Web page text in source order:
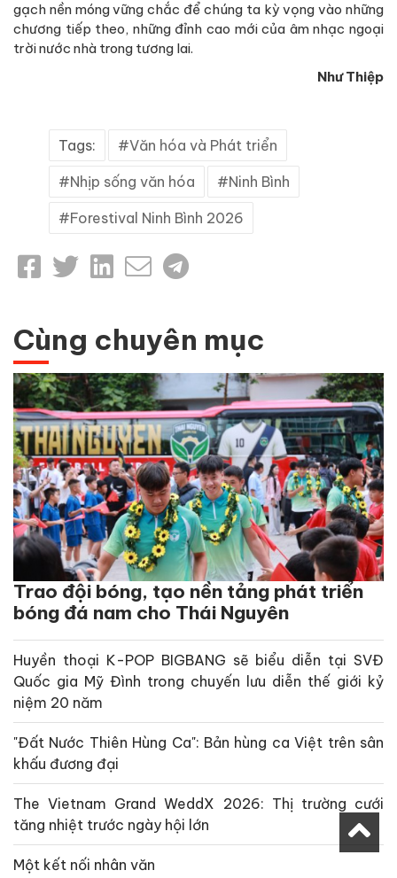
gạch nền móng vững chắc để chúng ta kỳ vọng vào những
chương tiếp theo, những đỉnh cao mới của âm nhạc ngoại
trời nước nhà trong tương lai.
Như Thiệp
Tags: Văn hóa và Phát triển
Nhịp sống văn hóa Ninh Bình
Forestival Ninh Bình 2026
Cùng chuyên mục
Trao đội bóng, tạo nền tảng phát triển
bóng đá nam cho Thái Nguyên
Huyền thoại K-POP BIGBANG sẽ biểu diễn tại SVĐ
Quốc gia Mỹ Đình trong chuyến lưu diễn thế giới kỷ
niệm 20 năm
"Đất Nước Thiên Hùng Ca": Bản hùng ca Việt trên sân
khấu đương đại
The Vietnam Grand WeddX 2026: Thị trường cưới
tăng nhiệt trước ngày hội lớn
Một kết nối nhân văn